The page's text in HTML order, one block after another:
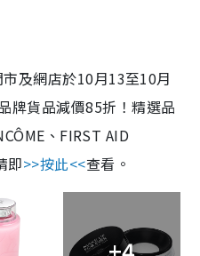
及網店於10月13至10月
牌貨品減價85折！精選品
、FIRST AID
即>>按此<<查看。